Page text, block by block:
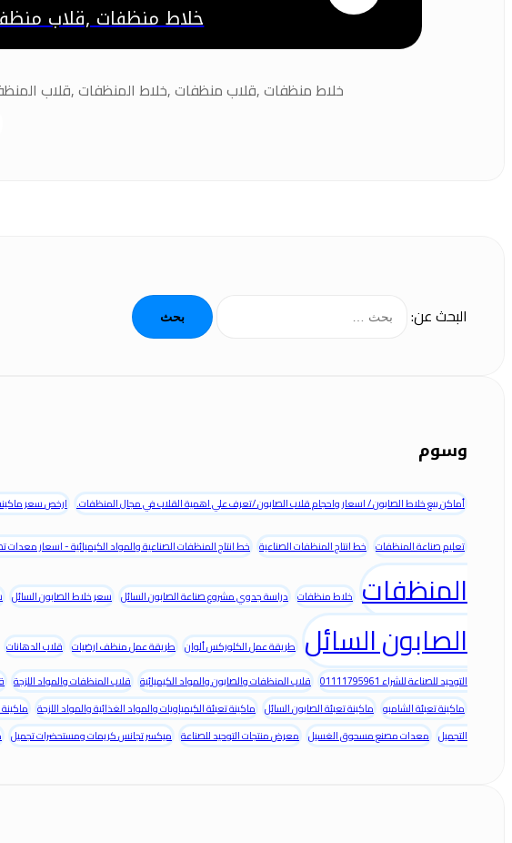
خلاط منظفات ,قلاب
خلاط منظفات ,قلاب منظفات ,خلاط المنظفات ,قلاب
البحث عن:
وسوم
أماكن بيع خلاط الصابون / اسعار واحجام قلاب الصابون /تعرف علي اهمية القلاب في مجال المنظفات. ارخص سعر
تعليم صناعة المنظفات خط انتاج المنظفات الصناعية خط انتاج المنظفات الصناعية والمواد الكيميائية - اسعار معدات
المنظفات خلاط منظفات دراسة جدوي مشروع صناعة الصابون السائل سعر خلاط الصابون السائل
الصابون السائل طريقة عمل الكلوركس ألوان طريقة عمل منظف ارضيات قلاب الدهانات
التوحيد للصناعة للشراء 01111795961
قلاب المنظفات والصابون والمواد الكيميائية قلاب المنظفات والمواد اللزجة
ماكينة تعبئة الشامبو ماكينة تعبئة الصابون السائل ماكينة تعبئة الكيمياويات والمواد الغذائية والمواد اللزجة
التجميل معدات مصنع مسحوق الغسيل معرض منتجات التوحيد للصناعة ميكسر تجانس كريمات ومستحضرات تجميل